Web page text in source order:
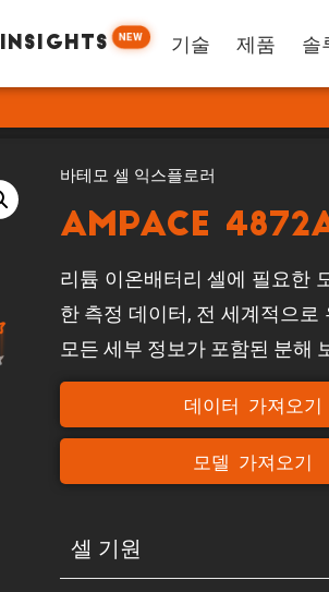
INSIGHTS NEW 기술 제품 솔
바테모 셀 익스플로러
Ampace
리튬 이온배터리 셀에 필요한
한 측정 데이터, 전 세계적으
모든 세부 정보가 포함된 분해
데이터 가져오기
모델 가져오기
셀 기원